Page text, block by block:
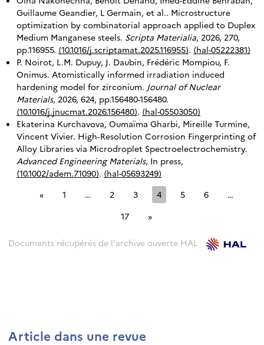
Guillaume Geandier, L Germain, et al.. Microstructure
optimization by combinatorial approach applied to Duplex
Medium Manganese steels. Scripta Materialia, 2026, 270,
pp.116955. ⟨10.1016/j.scriptamat.2025.116955⟩. ⟨hal-05222381⟩
P. Noirot, L.M. Dupuy, J. Daubin, Frédéric Mompiou, F.
Onimus. Atomistically informed irradiation induced
hardening model for zirconium. Journal of Nuclear
Materials, 2026, 624, pp.156480-156480.
⟨10.1016/j.jnucmat.2026.156480⟩. ⟨hal-05503050⟩
Ekaterina Kurchavova, Oumaïma Gharbi, Mireille Turmine,
Vincent Vivier. High‐Resolution Corrosion Fingerprinting of
Alloy Libraries via Microdroplet Spectroelectrochemistry.
Advanced Engineering Materials, In press,
⟨10.1002/adem.71090⟩. ⟨hal-05693249⟩
«
1 … 2 3 4 5 6
…
17
»
Documents récupérés de l'archive ouverte HAL
Article dans une revue